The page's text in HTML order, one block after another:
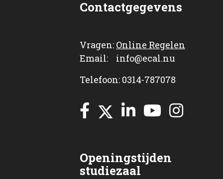
Contactgegevens
Vragen: Online Regelen
Email: info@ecal.nu
Telefoon: 0314-787078
Openingstijden
studiezaal